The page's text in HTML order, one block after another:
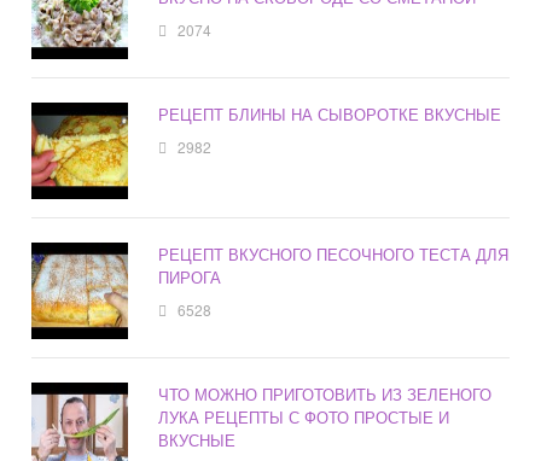
2074
РЕЦЕПТ БЛИНЫ НА СЫВОРОТКЕ ВКУСНЫЕ
2982
РЕЦЕПТ ВКУСНОГО ПЕСОЧНОГО ТЕСТА ДЛЯ
ПИРОГА
6528
ЧТО МОЖНО ПРИГОТОВИТЬ ИЗ ЗЕЛЕНОГО
ЛУКА РЕЦЕПТЫ С ФОТО ПРОСТЫЕ И
ВКУСНЫЕ